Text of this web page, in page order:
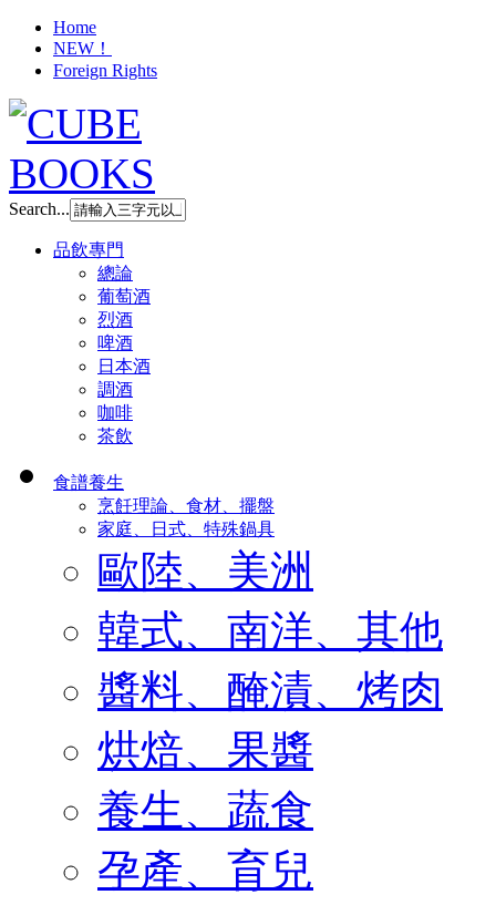
Home
NEW！
Foreign Rights
Search...
品飲專門
總論
葡萄酒
烈酒
啤酒
日本酒
調酒
咖啡
茶飲
食譜養生
烹飪理論、食材、擺盤
家庭、日式、特殊鍋具
歐陸、美洲
韓式、南洋、其他
醬料、醃漬、烤肉
烘焙、果醬
養生、蔬食
孕產、育兒